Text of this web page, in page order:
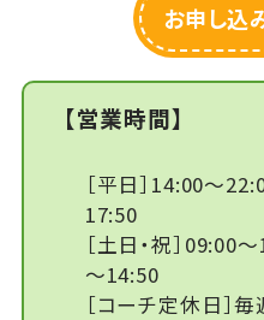
お申し込
【営業時間】
［平日］14:00～
17:50
［土日・祝］09:00
～14:50
［コーチ定休日］